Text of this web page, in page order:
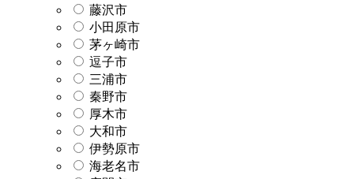
藤沢市
小田原市
茅ヶ崎市
逗子市
三浦市
秦野市
厚木市
大和市
伊勢原市
海老名市